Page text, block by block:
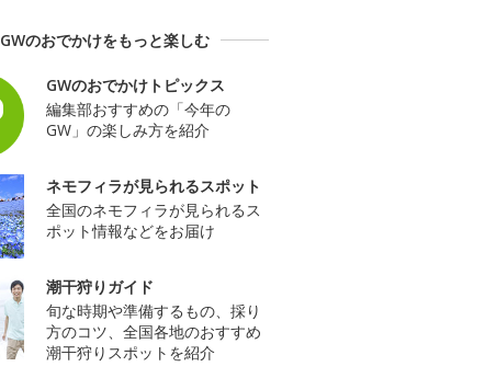
GWのおでかけをもっと楽しむ
GWのおでかけトピックス
編集部おすすめの「今年の
GW」の楽しみ方を紹介
ネモフィラが見られるスポット
全国のネモフィラが見られるス
ポット情報などをお届け
潮干狩りガイド
旬な時期や準備するもの、採り
方のコツ、全国各地のおすすめ
潮干狩りスポットを紹介